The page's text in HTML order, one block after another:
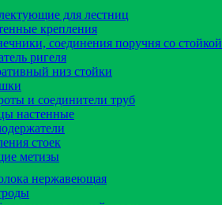
для лестниц
крепления
соединения поручня со стойкой
ригеля
низ стойки
и соединители труб
настенные
стоек
метизы
нержавеющая